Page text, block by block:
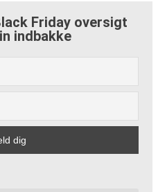
Friday oversigt
indbakke